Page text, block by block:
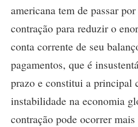
americana tem de passar
contração para reduzir o
conta corrente de seu
pagamentos, que é
prazo e constitui a principal
instabilidade na economia
contração pode ocorrer mais